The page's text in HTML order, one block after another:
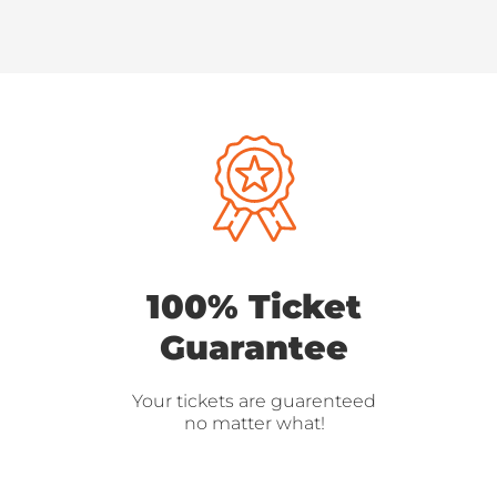
100% Ticket
Guarantee
Your tickets are guarenteed
no matter what!